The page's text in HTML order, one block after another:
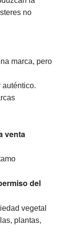
no
marca, pero
auténtico.
venta
del
vegetal
plantas,